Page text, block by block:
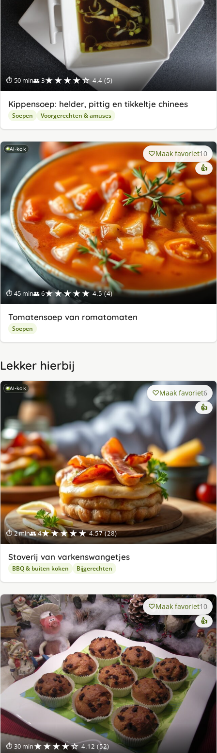
⏱ 50 min👥 3★★★★☆ 4.4 (5)
Kippensoep: helder, pittig en tikkeltje chinees
Soepen Voorgerechten & amuses
AI-kok
⏱ 45 min👥 6★★★★★ 4.5 (4)
Maak favoriet10
👍
Tomatensoep van romatomaten
Soepen
Lekker hierbij
AI-kok
⏱ 2 min👥 4★★★★★ 4.57 (28)
Maak favoriet6
👍
Stoverij van varkenswangetjes
BBQ & buiten koken Bijgerechten
⏱ 30 min★★★★☆ 4.12 (52)
Maak favoriet10
👍